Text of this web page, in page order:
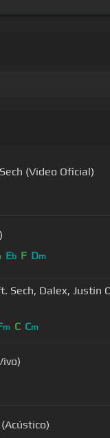
(Video Oficial)
Eb F Dm
Sech, Dalex, Justin
m C Cm